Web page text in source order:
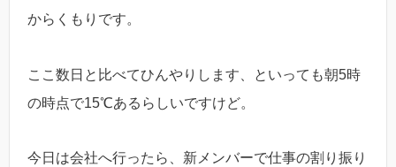
からくもりです。
ここ数日と比べてひんやりします、といっても朝5時
の時点で15℃あるらしいですけど。
今日は会社へ行ったら、新メンバーで仕事の割り振り